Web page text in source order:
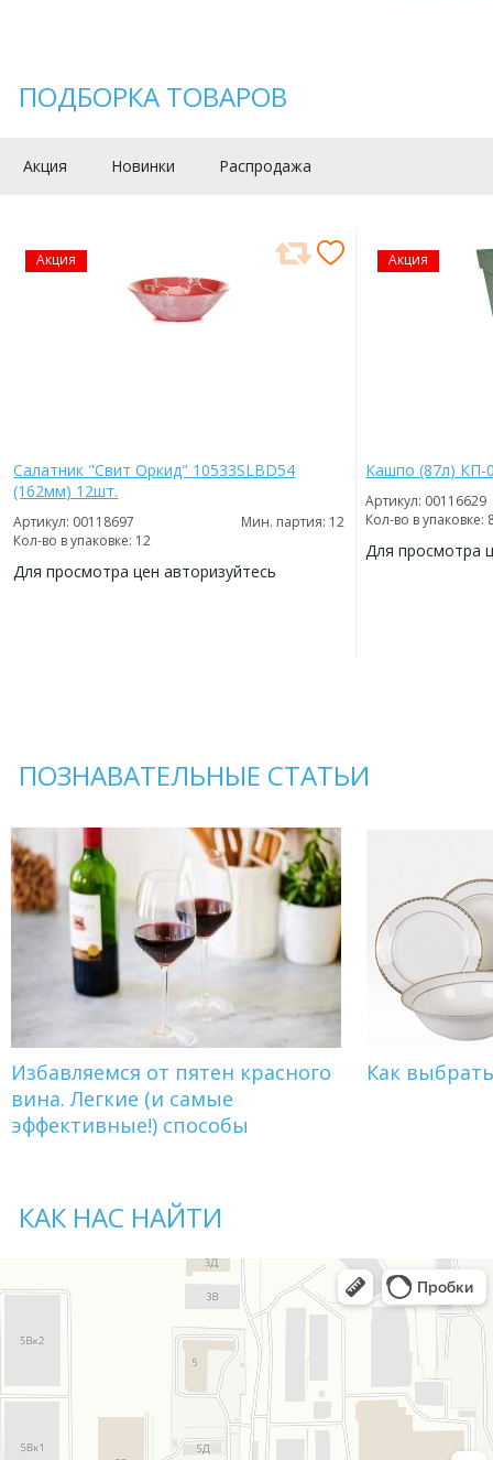
ПОДБОРКА ТОВАРОВ
Акция Новинки Распродажа
Акция
Салатник "Свит Оркид" 10533SLBD54
(162мм) 12шт.
Артикул: 00118697
Мин. партия: 12
Кол-во в упаковке: 12
Для просмотра цен авторизуйтесь
Акция
Кашпо (87л) КП-
Артикул: 00116629
Кол-во в упаковке:
Для просмотра
ПОЗНАВАТЕЛЬНЫЕ СТАТЬИ
Избавляемся от пятен красного
вина. Легкие (и самые
эффективные!) способы
Как
КАК НАС НАЙТИ